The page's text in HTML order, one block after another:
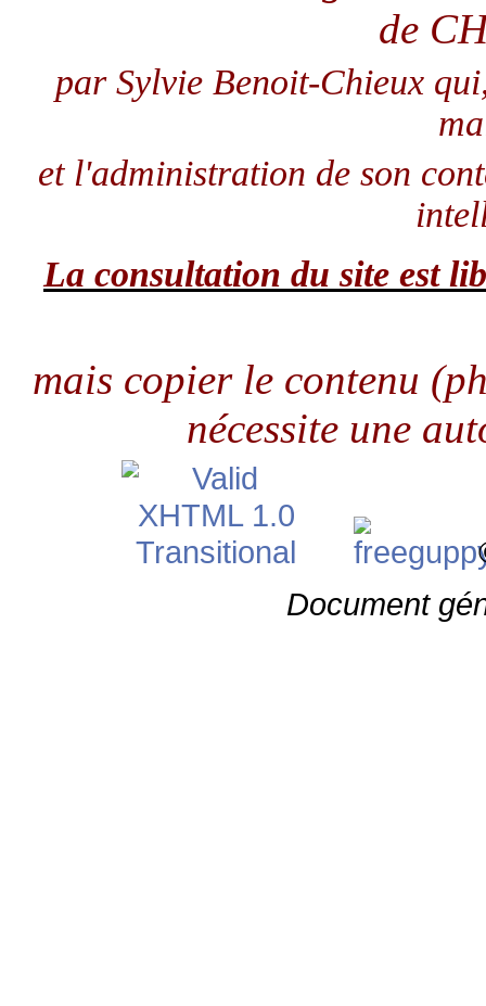
de
par Sylvie Benoit-Chieux
et l'administration de son
La consultation du site est
mais copier le contenu
nécessite une
Document